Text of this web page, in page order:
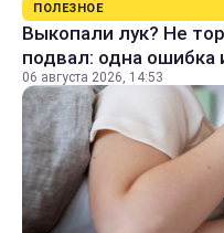
ПОЛЕЗНОЕ
Выкопали лук? Не
подвал: одна ошибка
06 августа 2026, 14:53